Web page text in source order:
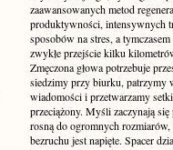
zaawansowanych metod
produktywności, intensywnych
sposobów na stres, a
zwykłe przejście kilku
Zmęczona głowa potrzebuje
siedzimy przy biurku, patrzymy
wiadomości i przetwarzamy
przeciążony. Myśli zaczynają
rosną do ogromnych rozmiarów,
bezruchu jest napięte. Spacer